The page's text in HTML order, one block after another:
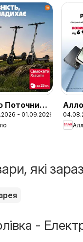
Поточний
- 01.09.2026
які
-